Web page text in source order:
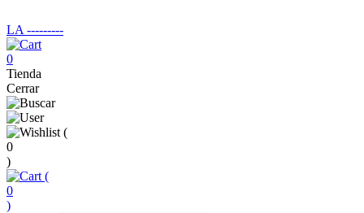
LA ‑‑‑‑‑‑‑‑‑
0
Tienda
Cerrar
(
0
)
(
0
)